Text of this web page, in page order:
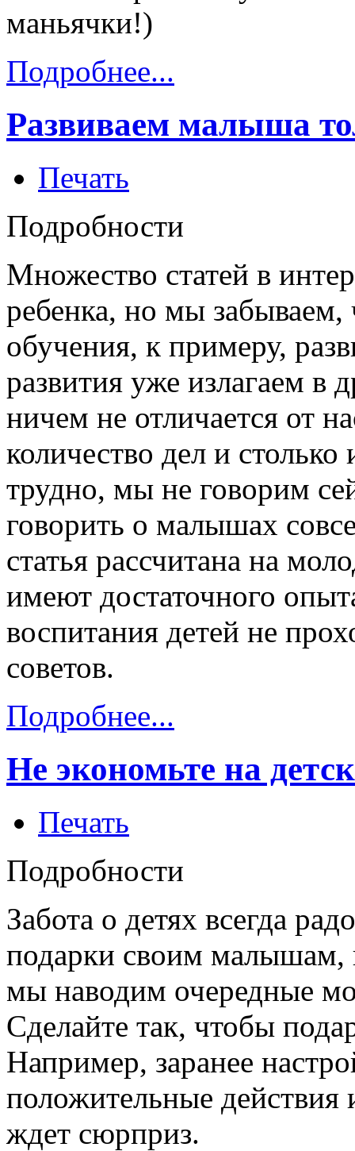
маньячки!)
Подробнее...
Развиваем малыша
Печать
Подробности
Множество статей в
ребенка, но мы забываем,
обучения, к примеру,
развития уже излагаем в
ничем не отличается от
количество дел и
трудно, мы не говорим
говорить о малышах
статья рассчитана на
имеют достаточного
воспитания детей не
советов.
Подробнее...
Не экономьте на
Печать
Подробности
Забота о детях всегда
подарки своим
мы наводим очередные
Сделайте так, чтобы
Например, заранее
положительные действия
ждет сюрприз.